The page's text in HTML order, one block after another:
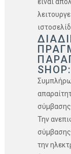
SHOP:
Την
την